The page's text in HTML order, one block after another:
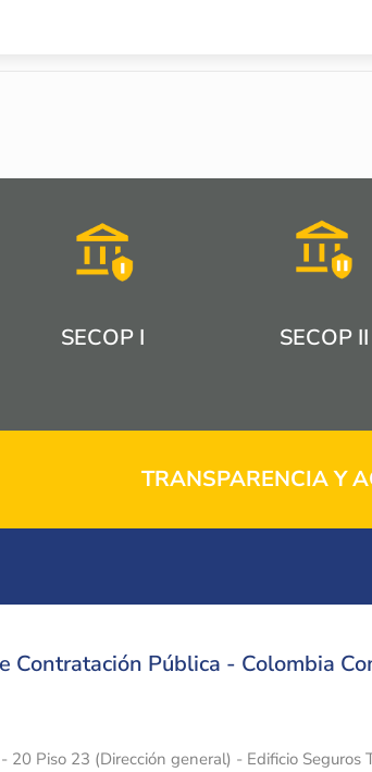
SECOP I SECOP II
TRANSPARENCIA Y
Contratación Pública - Colombia
20 Piso 23 (Dirección general) - Edificio Seguros